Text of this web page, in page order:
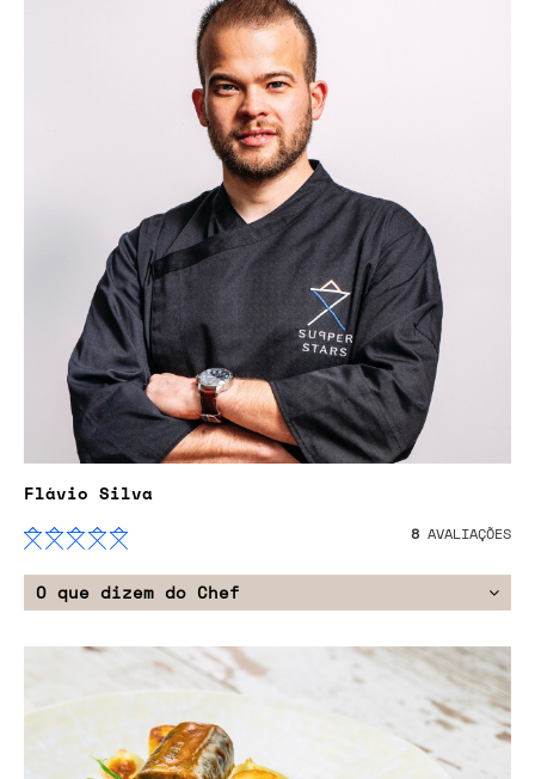
Flávio Silva
8 AVALIAÇÕES
O que dizem do Chef